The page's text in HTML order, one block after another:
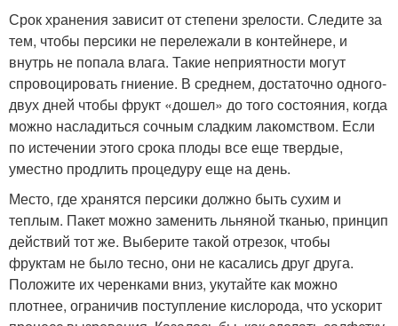
Срок хранения зависит от степени зрелости. Следите за
тем, чтобы персики не перележали в контейнере, и
внутрь не попала влага. Такие неприятности могут
спровоцировать гниение. В среднем, достаточно одного-
двух дней чтобы фрукт «дошел» до того состояния, когда
можно насладиться сочным сладким лакомством. Если
по истечении этого срока плоды все еще твердые,
уместно продлить процедуру еще на день.
Место, где хранятся персики должно быть сухим и
теплым. Пакет можно заменить льняной тканью, принцип
действий тот же. Выберите такой отрезок, чтобы
фруктам не было тесно, они не касались друг друга.
Положите их черенками вниз, укутайте как можно
плотнее, ограничив поступление кислорода, что ускорит